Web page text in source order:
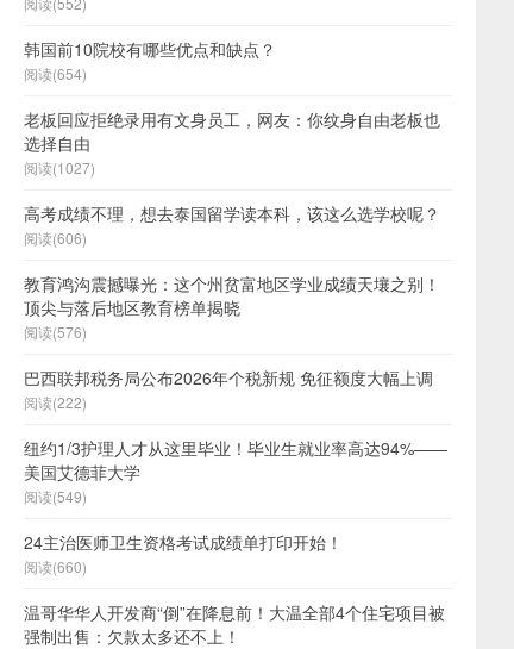
韩国前10院校有哪些优点和缺点？
阅读(654)
老板回应拒绝录用有文身员工，网友：你纹身自由老板也
选择自由
阅读(1027)
高考成绩不理，想去泰国留学读本科，该这么选学校呢？
阅读(606)
教育鸿沟震撼曝光：这个州贫富地区学业成绩天壤之别！
顶尖与落后地区教育榜单揭晓
阅读(576)
巴西联邦税务局公布2026年个税新规 免征额度大幅上调
阅读(222)
纽约1/3护理人才从这里毕业！毕业生就业率高达94%——
美国艾德菲大学
阅读(549)
24主治医师卫生资格考试成绩单打印开始！
阅读(660)
温哥华华人开发商“倒”在降息前！大温全部4个住宅项目被
强制出售：欠款太多还不上！